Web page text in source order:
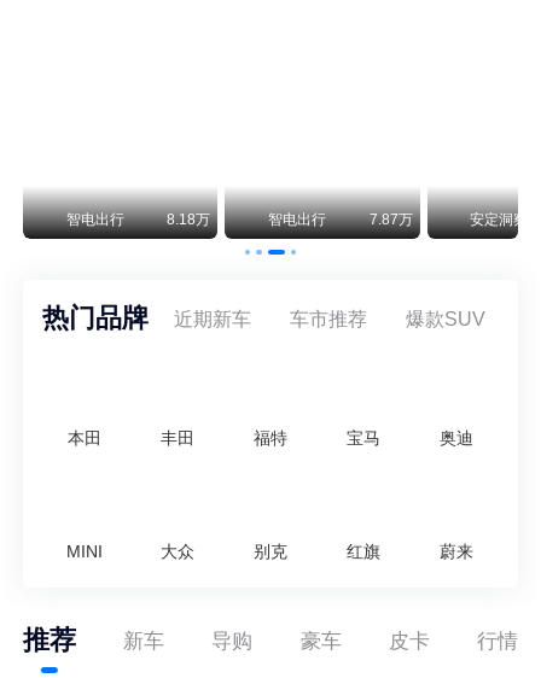
智电出行 8.18万 智电出行 7.87万 安定洞察
热门品牌 近期新车 车市推荐 爆款SUV
本田 丰田 福特 宝马 奥迪
MINI 大众 别克 红旗 蔚来
推荐 新车 导购 豪车 皮卡 行情